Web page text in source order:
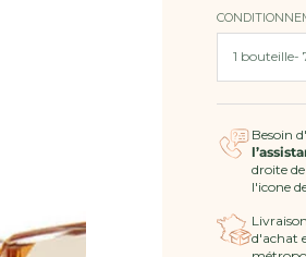
Pastis
12/12
-
Pastis
de
Saint-
Tropez
Besoin
droite
l'icone
d'achat